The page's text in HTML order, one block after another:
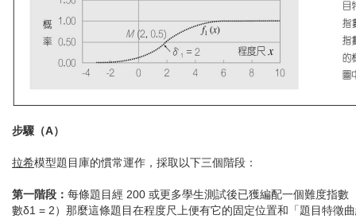
步驟（A）
拉希模型題目庫的慣常運作，採取以下三個階段：
第一階段： 每條題目經 200 或更多學生測試後已獲編配一個難度指數
數δ1 = 2）那麼這條題目在程度尺上便有它的固定位置和「題目特徵